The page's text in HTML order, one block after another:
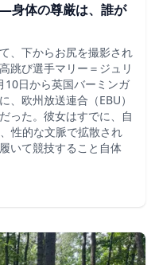
身体の尊厳は、誰が
、下からお尻を撮影され
跳び選手マリー＝ジュリ
10日から英国バーミンガ
、欧州放送連合（EBU）
った。彼女はすでに、自
性的な文脈で拡散され
いて競技すること自体